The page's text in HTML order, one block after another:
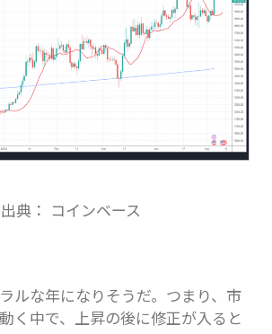
出典： コインベース
ルな年になりそうだ。つまり、市
く中で、上昇の後に修正が入ると